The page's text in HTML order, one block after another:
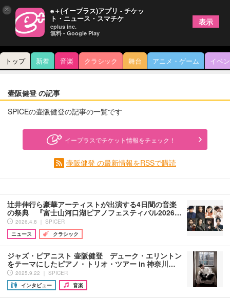
トップ 新着 音楽 クラシック 舞台 アニメ・ゲーム イベ
壷阪健登 の記事
SPICEの壷阪健登の記事の一覧です
イープラスでチケット情報をチェック！
壷阪健登 の最新情報をRSSで購読
辻井伸行ら豪華アーティストが出演する4日間の音楽
の祭典 『富士山河口湖ピアノフェスティバル2026…
2026.4.8 ｜ SPICER
ニュース
クラシック
ジャズ・ピアニスト 壷阪健登 デューク・エリントン
をテーマにしたピアノ・トリオ・ツアー in 神奈川…
2025.9.22 ｜ SPICER
インタビュー
音楽
× e＋(イープラス)アプリ - チケッ
ト・ニュース・スマチケ
eplus inc.
無料 - Google Play
表示